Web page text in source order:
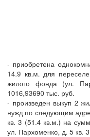
- приобретена
14.9 кв.м. для
жилого фонда (ул.
1016,93690 тыс. руб.
- произведен выкуп 2
нужд по следующим
кв. 3 (51.4 кв.м.) на
ул. Пархоменко, д. 5 кв.